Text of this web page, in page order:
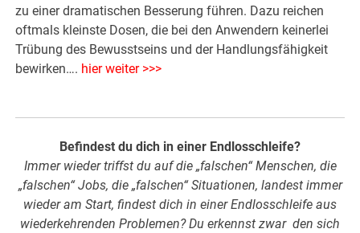
zu einer dramatischen Besserung führen. Dazu reichen
oftmals kleinste Dosen, die bei den Anwendern keinerlei
Trübung des Bewusstseins und der Handlungsfähigkeit
bewirken…. hier weiter >>>
Befindest du dich in einer Endlosschleife?
Immer wieder triffst du auf die „falschen“ Menschen, die
„falschen“ Jobs, die „falschen“ Situationen, landest immer
wieder am Start, findest dich in einer Endlosschleife aus
wiederkehrenden Problemen? Du erkennst zwar den sich